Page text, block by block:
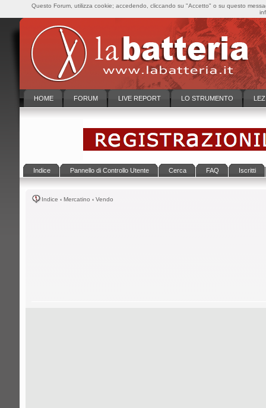
HOME FORUM LIVE REPORT LO STRUMENTO
Indice Pannello di Controllo Utente Cerca FAQ Iscritti
Indice ‹ Mercatino ‹ Vendo
Questo Forum, utilizza cookie; accedendo, cliccando su "Accetto" o su questo